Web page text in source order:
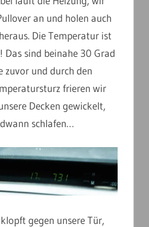
an und holen auch
Die Temperatur ist
sind beinahe 30 Grad
zuvor und durch den
frieren wir
Decken gewickelt,
schlafen…
gegen unsere Tür,